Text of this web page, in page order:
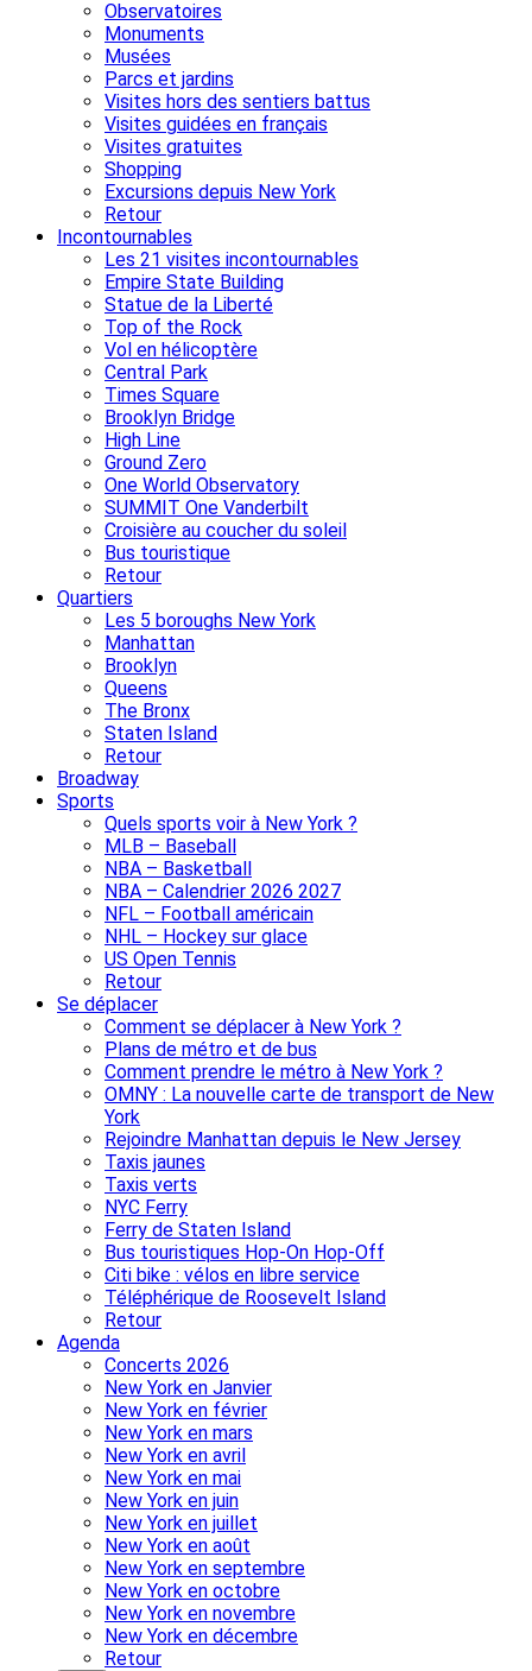
Observatoires
Monuments
Musées
Parcs et jardins
Visites hors des sentiers battus
Visites guidées en français
Visites gratuites
Shopping
Excursions depuis New York
Retour
Incontournables
Les 21 visites incontournables
Empire State Building
Statue de la Liberté
Top of the Rock
Vol en hélicoptère
Central Park
Times Square
Brooklyn Bridge
High Line
Ground Zero
One World Observatory
SUMMIT One Vanderbilt
Croisière au coucher du soleil
Bus touristique
Retour
Quartiers
Les 5 boroughs New York
Manhattan
Brooklyn
Queens
The Bronx
Staten Island
Retour
Broadway
Sports
Quels sports voir à New York ?
MLB – Baseball
NBA – Basketball
NBA – Calendrier 2026 2027
NFL – Football américain
NHL – Hockey sur glace
US Open Tennis
Retour
Se déplacer
Comment se déplacer à New York ?
Plans de métro et de bus
Comment prendre le métro à New York ?
OMNY : La nouvelle carte de transport de New
York
Rejoindre Manhattan depuis le New Jersey
Taxis jaunes
Taxis verts
NYC Ferry
Ferry de Staten Island
Bus touristiques Hop-On Hop-Off
Citi bike : vélos en libre service
Téléphérique de Roosevelt Island
Retour
Agenda
Concerts 2026
New York en Janvier
New York en février
New York en mars
New York en avril
New York en mai
New York en juin
New York en juillet
New York en août
New York en septembre
New York en octobre
New York en novembre
New York en décembre
Retour